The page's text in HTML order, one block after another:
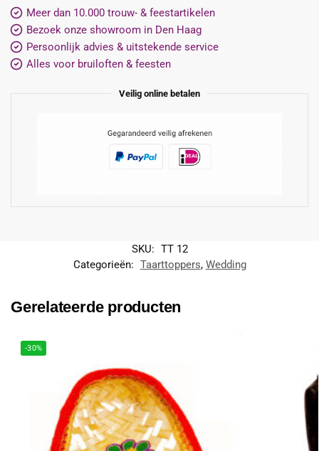
Meer dan 10.000 trouw- & feestartikelen
Bezoek onze showroom in Den Haag
Persoonlijk advies & uitstekende service
Alles voor bruiloften & feesten
Veilig online betalen
SKU: TT 12
Categorieën: Taarttoppers, Wedding
Gerelateerde producten
-30%